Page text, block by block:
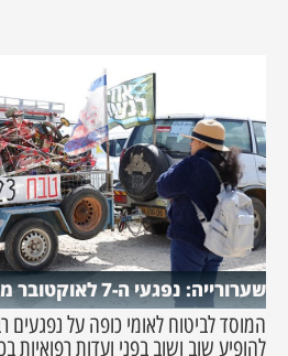
שערורייה: נפגעי ה-7 לאוקטובר ממשיכים להיפגע
להופיע שוב ושוב בפני ועדות